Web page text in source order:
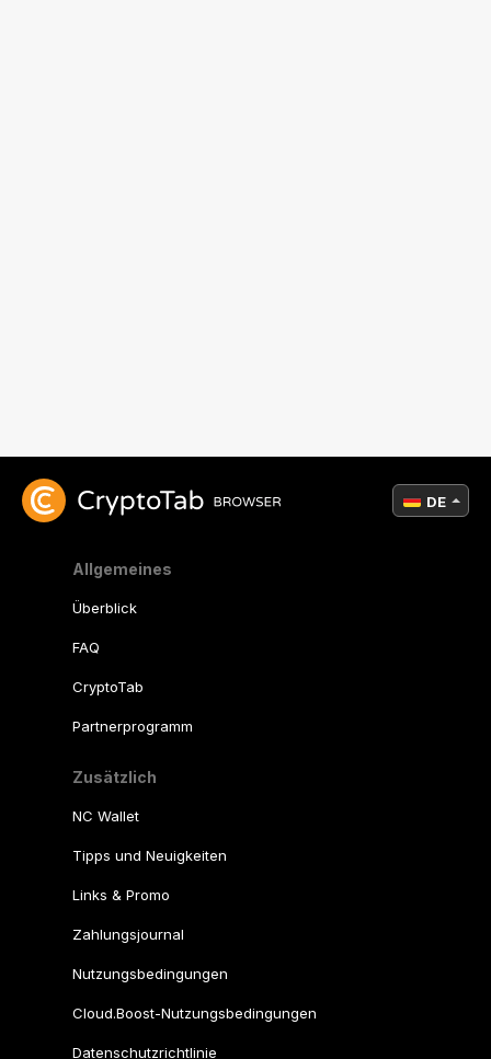
Allgemeines
Überblick
FAQ
CryptoTab
Partnerprogramm
Zusätzlich
NC Wallet
Tipps und Neuigkeiten
Links & Promo
Zahlungsjournal
Nutzungsbedingungen
Cloud.Boost-Nutzungsbedingungen
Datenschutzrichtlinie
DE